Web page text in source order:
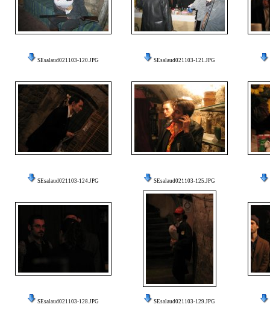
SEsalaud021103-120.JPG SEsalaud021103-121.JPG
SEsalaud021103-124.JPG SEsalaud021103-125.JPG
SEsalaud021103-128.JPG SEsalaud021103-129.JPG